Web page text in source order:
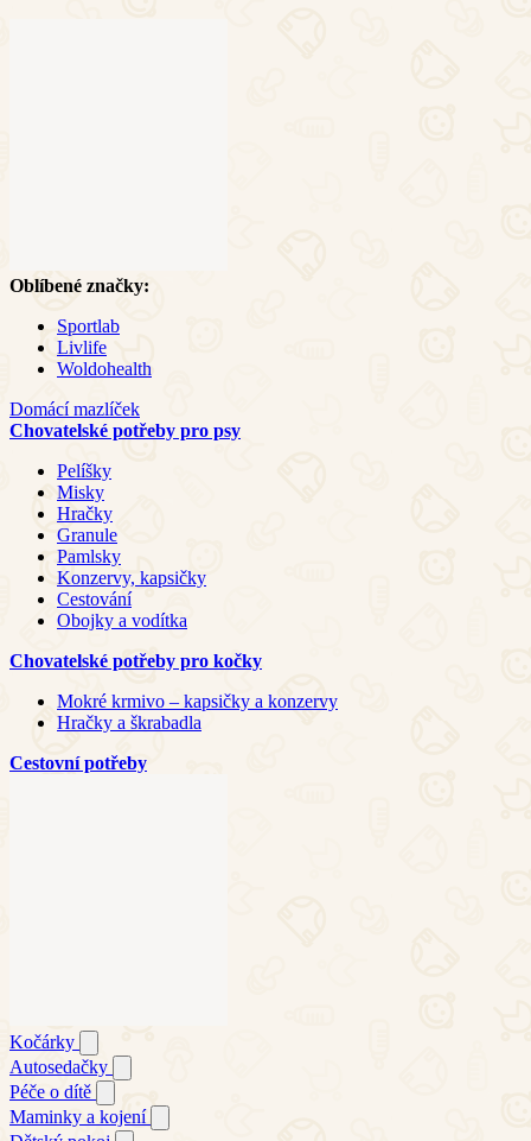
Oblíbené značky:
Sportlab
Livlife
Woldohealth
Domácí mazlíček
Chovatelské potřeby pro psy
Pelíšky
Misky
Hračky
Granule
Pamlsky
Konzervy, kapsičky
Cestování
Obojky a vodítka
Chovatelské potřeby pro kočky
Mokré krmivo – kapsičky a konzervy
Hračky a škrabadla
Cestovní potřeby
Kočárky
Autosedačky
Péče o dítě
Maminky a kojení